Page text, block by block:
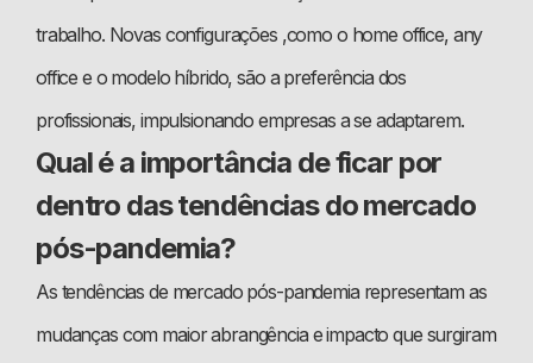
trabalho. Novas configurações ,como o home office, any
office e o modelo híbrido, são a preferência dos
profissionais, impulsionando empresas a se adaptarem.
Qual é a importância de ficar por
dentro das tendências do mercado
pós-pandemia?
As tendências de mercado pós-pandemia representam as
mudanças com maior abrangência e impacto que surgiram